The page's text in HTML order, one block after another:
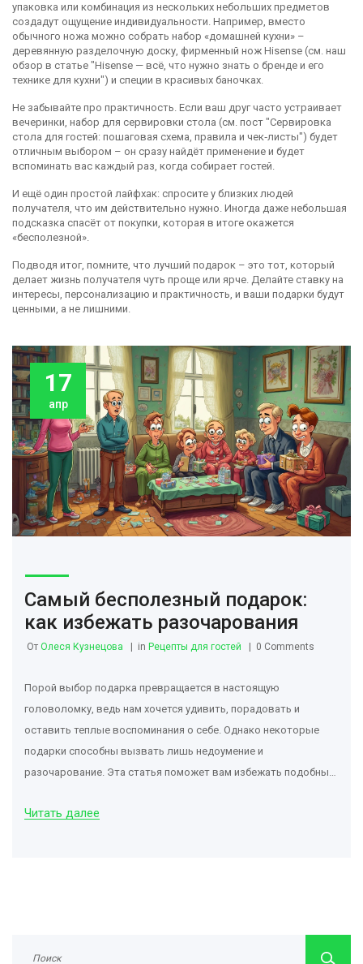
упаковка или комбинация из нескольких небольших предметов
создадут ощущение индивидуальности. Например, вместо
обычного ножа можно собрать набор «домашней кухни» –
деревянную разделочную доску, фирменный нож Hisense (см. наш
обзор в статье "Hisense — всё, что нужно знать о бренде и его
технике для кухни") и специи в красивых баночках.
Не забывайте про практичность. Если ваш друг часто устраивает
вечеринки, набор для сервировки стола (см. пост "Сервировка
стола для гостей: пошаговая схема, правила и чек‑листы") будет
отличным выбором – он сразу найдёт применение и будет
вспоминать вас каждый раз, когда собирает гостей.
И ещё один простой лайфхак: спросите у близких людей
получателя, что им действительно нужно. Иногда даже небольшая
подсказка спасёт от покупки, которая в итоге окажется
«бесполезной».
Подводя итог, помните, что лучший подарок – это тот, который
делает жизнь получателя чуть проще или ярче. Делайте ставку на
интересы, персонализацию и практичность, и ваши подарки будут
ценными, а не лишними.
17
апр
Самый бесполезный подарок:
как избежать разочарования
От Олеся Кузнецова in Рецепты для гостей 0 Comments
Порой выбор подарка превращается в настоящую
головоломку, ведь нам хочется удивить, порадовать и
оставить теплые воспоминания о себе. Однако некоторые
подарки способны вызвать лишь недоумение и
разочарование. Эта статья поможет вам избежать подобных
предлагая альтернативные варианты, которые
Читать далее